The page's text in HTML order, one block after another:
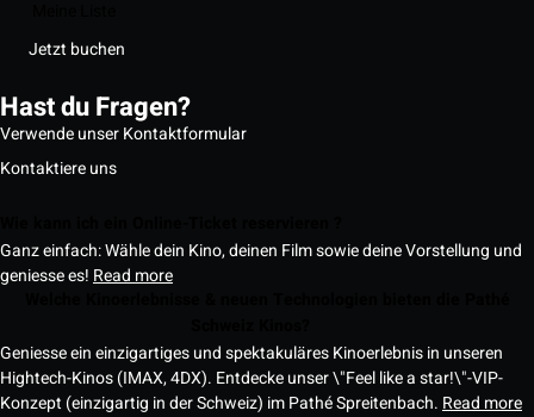
Jetzt buchen
Hast du Fragen?
Verwende unser Kontaktformular
Kontaktiere uns
Ganz einfach: Wähle dein Kino, deinen Film sowie deine Vorstellung und
geniesse es! Read more
Geniesse ein einzigartiges und spektakuläres Kinoerlebnis in unseren
Hightech-Kinos (IMAX, 4DX). Entdecke unser \"Feel like a star!\"-VIP-
Konzept (einzigartig in der Schweiz) im Pathé Spreitenbach. Read more